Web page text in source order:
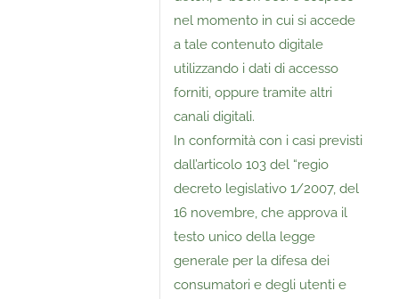
nel momento in cui si accede
a tale contenuto digitale
utilizzando i dati di accesso
forniti, oppure tramite altri
canali digitali.
In conformità con i casi previsti
dall’articolo 103 del “regio
decreto legislativo 1/2007, del
16 novembre, che approva il
testo unico della legge
generale per la difesa dei
consumatori e degli utenti e